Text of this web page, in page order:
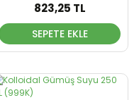
823,25 TL
SEPETE EKLE